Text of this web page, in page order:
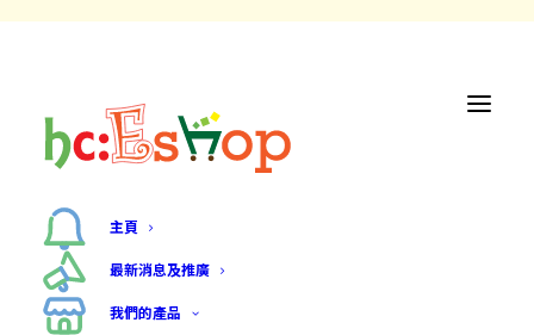
主頁
最新消息及推廣
我們的產品